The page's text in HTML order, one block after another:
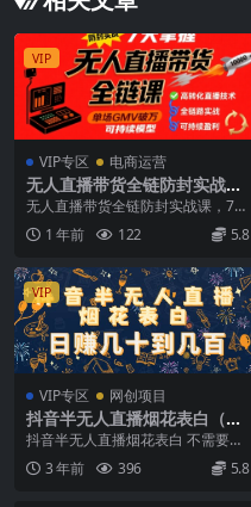
VIP
VIP专区 电商运营
无人直播带货全链防封实战
课，7天掌握高转化直播技
术，实现单场GMV破万可持续
模型
无人直播带货全链防封实战课，7天
掌握高转化直播技术，实现单场GM
V破万可持续模型...
1 年前 122 5.8
VIP
VIP专区 网创项目
抖音半无人直播烟花表白（教
程 视频模板素材）
抖音半无人直播烟花表白 不需要出
境
3 年前 396 5.8